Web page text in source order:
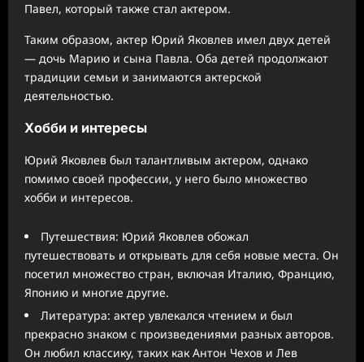
Павел, который также стал актером.
Таким образом, актер Юрий Яковлев имел двух детей
— дочь Марию и сына Павла. Оба детей продолжают
традиции семьи и занимаются актерской
деятельностью.
Хобби и интересы
Юрий Яковлев был талантливым актером, однако
помимо своей профессии, у него было множество
хобби и интересов.
Путешествия: Юрий Яковлев обожал
путешествовать и открывать для себя новые места. Он
посетил множество стран, включая Италию, Францию,
Японию и многие другие.
Литература: актер увлекался чтением и был
прекрасно знаком с произведениями разных авторов.
Он любил классику, таких как Антон Чехов и Лев